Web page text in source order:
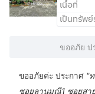
เนื้อที่
เป็นทรัพย์
ขออภัย ป
ขออภัยค่ะ ประกาศ "
ซอยลานมณี1 ซอยสา